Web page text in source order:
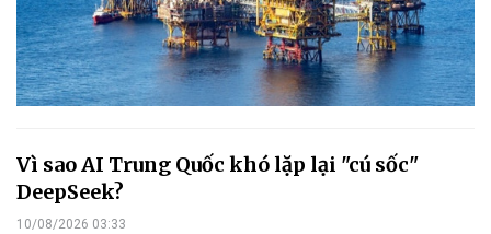
Vì sao AI Trung Quốc khó lặp lại "cú sốc"
DeepSeek?
10/08/2026 03:33